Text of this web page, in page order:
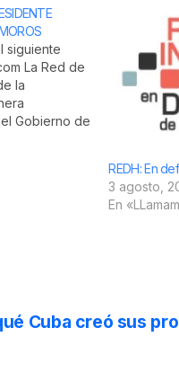
siguiente
La Red de
la
Gobierno de
Bolivariana
y
REDH: En
3 agosto,
En
Cuba creó sus